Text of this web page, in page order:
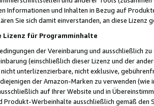
Informationen und Inhalten in Bezug auf
Sie sich damit einverstanden, an diese Lizenz
Lizenz für Programminhalte
der Vereinbarung und ausschließlich
(einschließlich dieser Lizenz und der
unterlizenzierbare, nicht exklusive,
der Amazon-Marken zu verwenden
auf Ihrer Website und in
Produkt-Werbeinhalte ausschließlich gemäß